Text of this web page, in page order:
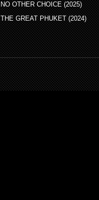
NO OTHER CHOICE (2025)
THE GREAT PHUKET (2024)